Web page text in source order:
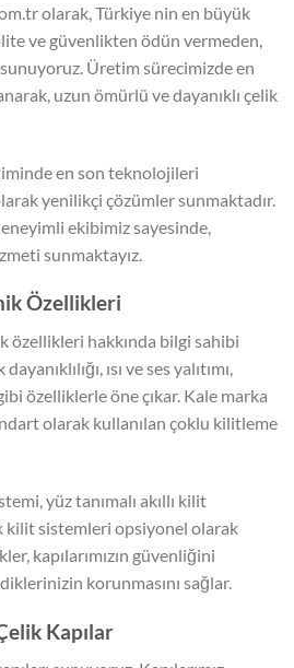
olarak, Türkiye nin en büyük
ve güvenlikten ödün vermeden,
Üretim sürecimizde en
uzun ömürlü ve dayanıklı çelik
en son teknolojileri
yenilikçi çözümler sunmaktadır.
ekibimiz sayesinde,
sunmaktayız.
Özellikleri
özellikleri hakkında bilgi sahibi
ısı ve ses yalıtımı,
özelliklerle öne çıkar. Kale marka
olarak kullanılan çoklu kilitleme
yüz tanımalı akıllı kilit
sistemleri opsiyonel olarak
kapılarımızın güvenliğini
korunmasını sağlar.
Kapılar